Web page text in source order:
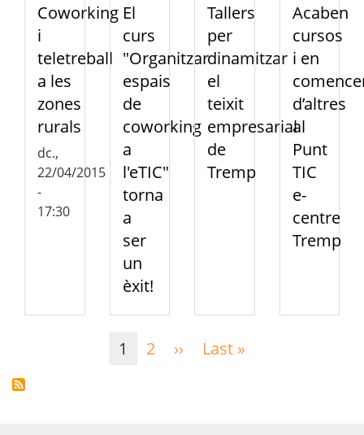
Coworking
i
teletreball
a les
zones
rurals
dc.,
22/04/2015
-
17:30
El
curs
"Organitzar
espais
de
coworking
a
l'eTIC"
torna
a
ser
un
èxit!
Tallers
per
dinamitzar
el
teixit
empresarial
de
Tremp
Acaben
cursos
i en
d’altres
al
Punt
TIC
e-
centre
Tremp
1 2 ›› Pàgina
Last »